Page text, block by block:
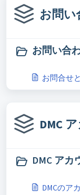
お問い
お問い合
お問合せ
DMC
DMC アカ
DMCのア